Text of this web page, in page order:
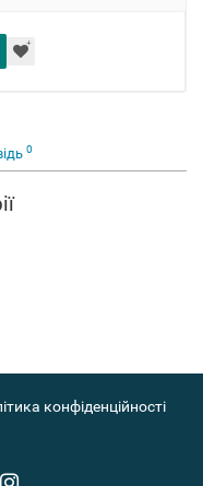
0
конфіденційності